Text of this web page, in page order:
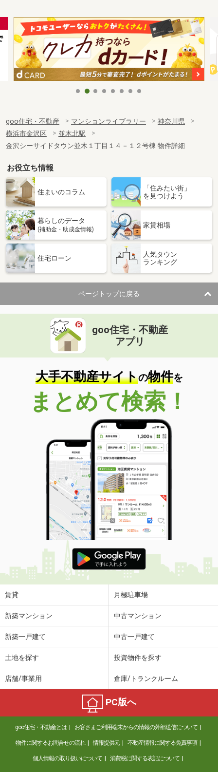
goo住宅・不動産 マンションライブラリー
神奈川県
横浜市金沢区
並木北駅
金沢シーサイドタウン並木１丁目１４－１２号棟 物件詳細
お役立ち情報
住まいのコラム
「住みたい街」
を見つけよう
暮らしのデータ
(補助金・助成金情報)
家賃相場
住宅ローン
人気タウン
ランキング
ページトップに戻る
goo住宅・不動産
アプリ
大手不動産サイトの物件を
まとめて検索！
賃貸 月極駐車場
新築マンション 中古マンション
新築一戸建て 中古一戸建て
土地を探す 投資物件を探す
店舗/事業用 倉庫/トランクルーム
PC版へ
goo住宅・不動産とは お客さまご利用端末からの情報の外部送信について
物件に関するお問合せの流れ 情報提供元 不動産情報に関する免責事項
個人情報の取り扱いについて 消費税に関する表記について